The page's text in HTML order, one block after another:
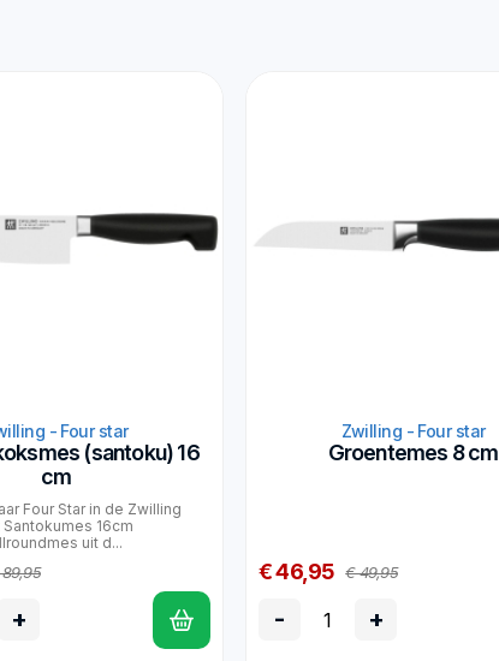
- Four star
(santoku) 16
cm
Four Star in de Zwilling
16cm
uit d...
+
Zwilling - Four star
Groentemes 8 cm
€ 46,95 € 49,95
- +